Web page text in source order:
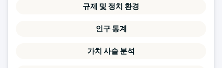
규제 및 정치 환경
인구 통계
가치 사슬 분석